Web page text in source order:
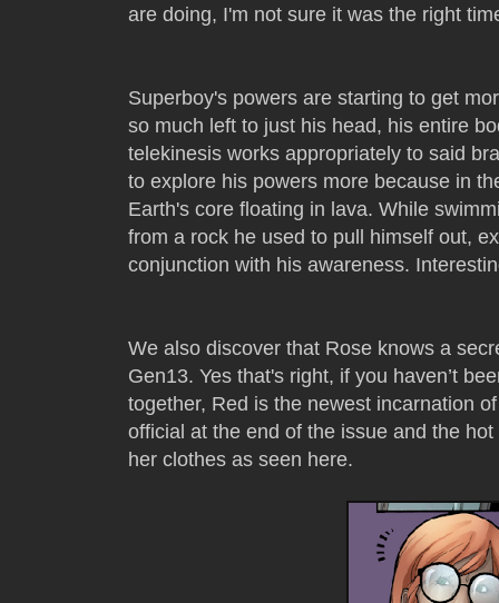
are doing, I'm not sure it was the right
Superboy's powers are starting to get
so much left to just his head, his entire
telekinesis works appropriately to said
to explore his powers more because in
Earth's core floating in lava. While
from a rock he used to pull himself out,
conjunction with his awareness.
We also discover that Rose knows a
Gen13. Yes that's right, if you haven’t
together, Red is the newest incarnation
official at the end of the issue and the
her clothes as seen here.